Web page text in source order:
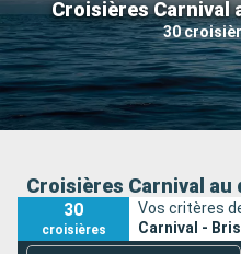
Croisières Carnival
30
Nos destinations
Mois de départ
Croisières Carnival au
30
croisières
Vos critères
Carnival -